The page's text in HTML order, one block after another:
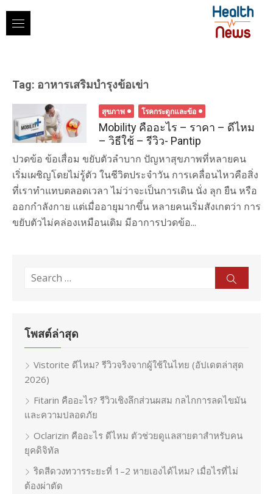
content
Tag: อาหารเสริมบำรุงข้อเข่า
สุขภาพ โรคกระดูกและข้อ
Mobility คืออะไร – ราคา – ดีไหม
– วิธีใช้ – รีวิว- Pantip
ปวดข้อ ข้อเสื่อม ขยับตัวลำบาก ปัญหาสุขภาพที่หลายคน
เริ่มเผชิญโดยไม่รู้ตัว ในชีวิตประจำวัน การเคลื่อนไหวคือสิ่ง
ที่เราทำแทบตลอดเวลา ไม่ว่าจะเป็นการเดิน นั่ง ลุก ยืน หรือ
ออกกำลังกาย แต่เมื่ออายุมากขึ้น หลายคนเริ่มสังเกตว่า การ
ขยับตัวไม่คล่องเหมือนเดิม มีอาการปวดข้อ...
Search
โพสต์ล่าสุด
Vistorite ดีไหม? รีวิวจริงจากผู้ใช้ในไทย (อัปเดตล่าสุด
2026)
Fitarin คืออะไร? รีวิวเชิงลึกส่วนผสม กลไกการลดไขมัน
และความปลอดภัย
Oclarizin คืออะไร ดีไหม ตัวช่วยดูแลสายตาสำหรับคน
ยุคดิจิทัล
ริดสีดวงทวารระยะที่ 1–2 หายเองได้ไหม? เมื่อไรที่ไม่
ต้องผ่าตัด